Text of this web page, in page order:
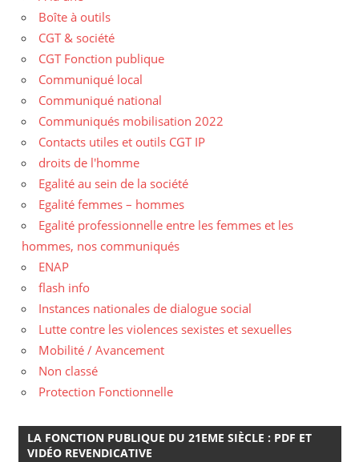
Boîte à outils
CGT & société
CGT Fonction publique
Communiqué local
Communiqué national
Communiqués mobilisation 2022
Contacts utiles et outils CGT IP
droits de l'homme
Egalité au sein de la société
Egalité femmes – hommes
Egalité professionnelle entre les femmes et les
hommes, nos communiqués
ENAP
flash info
Instances nationales de dialogue social
Lutte contre les violences sexistes et sexuelles
Mobilité / Avancement
Non classé
Protection Fonctionnelle
LA FONCTION PUBLIQUE DU 21EME SIÈCLE : PDF ET
VIDÉO REVENDICATIVE